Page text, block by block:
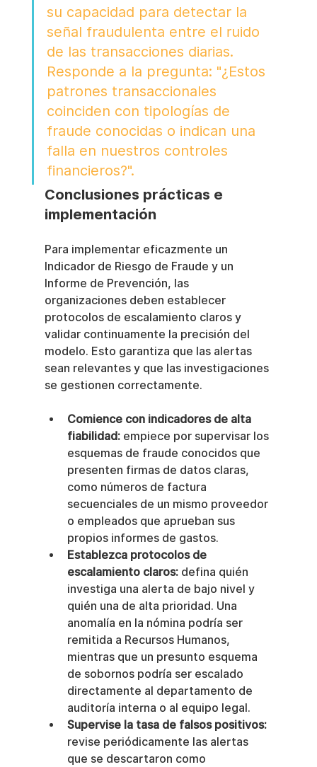
su capacidad para detectar la
señal fraudulenta entre el ruido
de las transacciones diarias.
Responde a la pregunta: "¿Estos
patrones transaccionales
coinciden con tipologías de
fraude conocidas o indican una
falla en nuestros controles
financieros?".
Conclusiones prácticas e
implementación
Para implementar eficazmente un
Indicador de Riesgo de Fraude y un
Informe de Prevención, las
organizaciones deben establecer
protocolos de escalamiento claros y
validar continuamente la precisión del
modelo. Esto garantiza que las alertas
sean relevantes y que las investigaciones
se gestionen correctamente.
Comience con indicadores de alta
fiabilidad: empiece por supervisar los
esquemas de fraude conocidos que
presenten firmas de datos claras,
como números de factura
secuenciales de un mismo proveedor
o empleados que aprueban sus
propios informes de gastos.
Establezca protocolos de
escalamiento claros: defina quién
investiga una alerta de bajo nivel y
quién una de alta prioridad. Una
anomalía en la nómina podría ser
remitida a Recursos Humanos,
mientras que un presunto esquema
de sobornos podría ser escalado
directamente al departamento de
auditoría interna o al equipo legal.
Supervise la tasa de falsos positivos:
revise periódicamente las alertas
que se descartaron como